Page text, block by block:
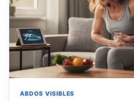
ABDOS VISIBLES